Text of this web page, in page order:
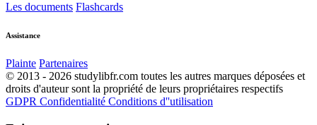
Les documents Flashcards
Assistance
Plainte Partenaires
© 2013 - 2026 studylibfr.com toutes les autres marques déposées et
droits d'auteur sont la propriété de leurs propriétaires respectifs
GDPR Confidentialité Conditions d''utilisation